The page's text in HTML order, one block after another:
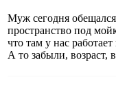
Муж сегодня
пространство под
что там у нас
А то забыли, возраст,